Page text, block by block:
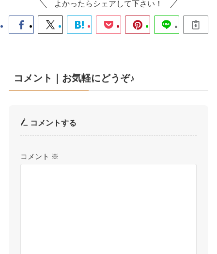
よかったらシェアして下さい！
コメント｜お気軽にどうぞ♪
コメントする
コメント ※